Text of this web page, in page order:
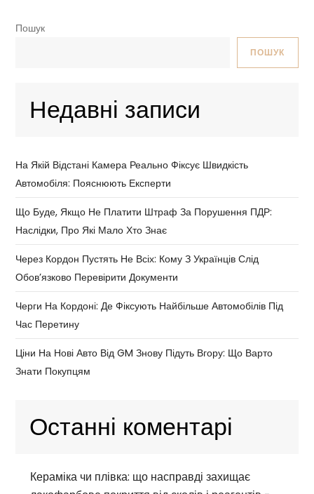
Пошук
ПОШУК
Недавні записи
На Якій Відстані Камера Реально Фіксує Швидкість
Автомобіля: Пояснюють Експерти
Що Буде, Якщо Не Платити Штраф За Порушення ПДР:
Наслідки, Про Які Мало Хто Знає
Через Кордон Пустять Не Всіх: Кому З Українців Слід
Обов’язково Перевірити Документи
Черги На Кордоні: Де Фіксують Найбільше Автомобілів Під
Час Перетину
Ціни На Нові Авто Від GM Знову Підуть Вгору: Що Варто
Знати Покупцям
Останні коментарі
Кераміка чи плівка: що насправді захищає